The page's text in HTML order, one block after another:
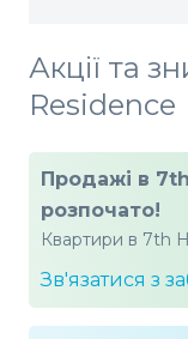
Акції та
Residence
Продажі в
розпочато!
Квартири в 7th
Зв'язатися з